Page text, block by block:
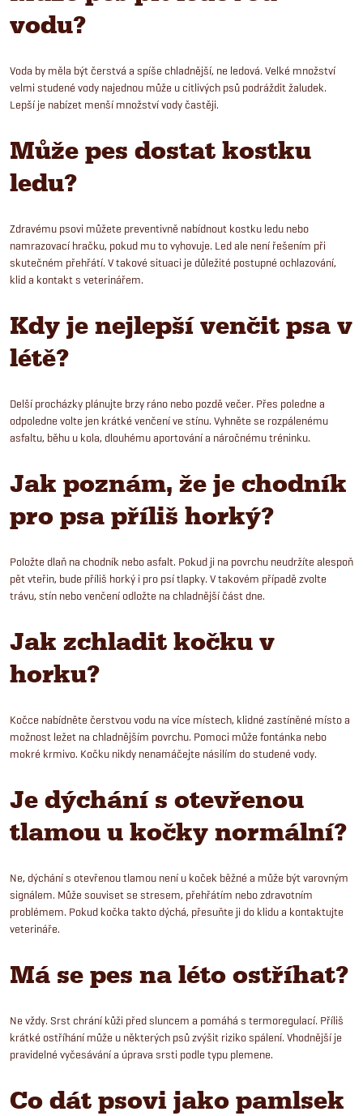
vodu?
Voda by měla být čerstvá a spíše chladnější, ne ledová. Velké množství
velmi studené vody najednou může u citlivých psů podráždit žaludek.
Lepší je nabízet menší množství vody častěji.
Může pes dostat kostku
ledu?
Zdravému psovi můžete preventivně nabídnout kostku ledu nebo
namrazovací hračku, pokud mu to vyhovuje. Led ale není řešením při
skutečném přehřátí. V takové situaci je důležité postupné ochlazování,
klid a kontakt s veterinářem.
Kdy je nejlepší venčit psa v
létě?
Delší procházky plánujte brzy ráno nebo pozdě večer. Přes poledne a
odpoledne volte jen krátké venčení ve stínu. Vyhněte se rozpálenému
asfaltu, běhu u kola, dlouhému aportování a náročnému tréninku.
Jak poznám, že je chodník
pro psa příliš horký?
Položte dlaň na chodník nebo asfalt. Pokud ji na povrchu neudržíte alespoň
pět vteřin, bude příliš horký i pro psí tlapky. V takovém případě zvolte
trávu, stín nebo venčení odložte na chladnější část dne.
Jak zchladit kočku v
horku?
Kočce nabídněte čerstvou vodu na více místech, klidné zastíněné místo a
možnost ležet na chladnějším povrchu. Pomoci může fontánka nebo
mokré krmivo. Kočku nikdy nenamáčejte násilím do studené vody.
Je dýchání s otevřenou
tlamou u kočky normální?
Ne, dýchání s otevřenou tlamou není u koček běžné a může být varovným
signálem. Může souviset se stresem, přehřátím nebo zdravotním
problémem. Pokud kočka takto dýchá, přesuňte ji do klidu a kontaktujte
veterináře.
Má se pes na léto ostříhat?
Ne vždy. Srst chrání kůži před sluncem a pomáhá s termoregulací. Příliš
krátké ostříhání může u některých psů zvýšit riziko spálení. Vhodnější je
pravidelné vyčesávání a úprava srsti podle typu plemene.
Co dát psovi jako pamlsek